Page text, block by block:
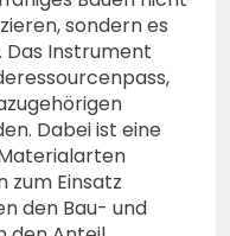
sondern es
Das Instrument
Dabei ist eine
zum Einsatz
den Bau- und